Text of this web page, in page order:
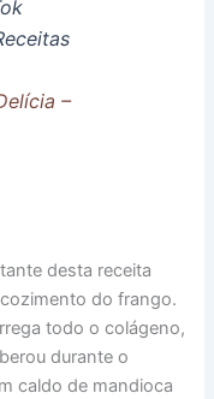
–
desta receita
do frango.
todo o colágeno,
durante o
caldo de mandioca